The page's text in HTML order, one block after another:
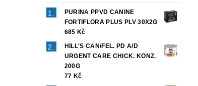
PURINA PPVD CANINE
FORTIFLORA PLUS PLV 30X2G
685 Kč
HILL'S CAN/FEL. PD A/D
URGENT CARE CHICK. KONZ.
200G
77 Kč